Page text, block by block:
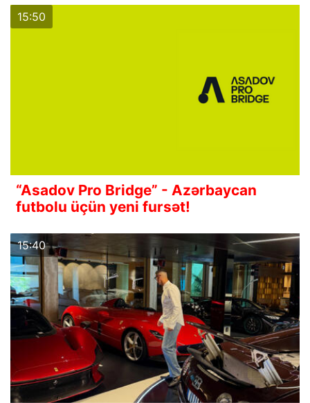
15:50
“Asadov Pro Bridge” - Azərbaycan
futbolu üçün yeni fursət!
15:40